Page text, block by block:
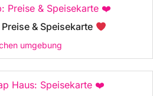
& Speisekarte
umgebung